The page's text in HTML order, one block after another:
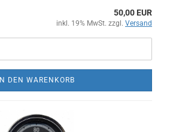
50,00 EUR
inkl. 19% MwSt. zzgl. Versand
IN DEN WARENKORB